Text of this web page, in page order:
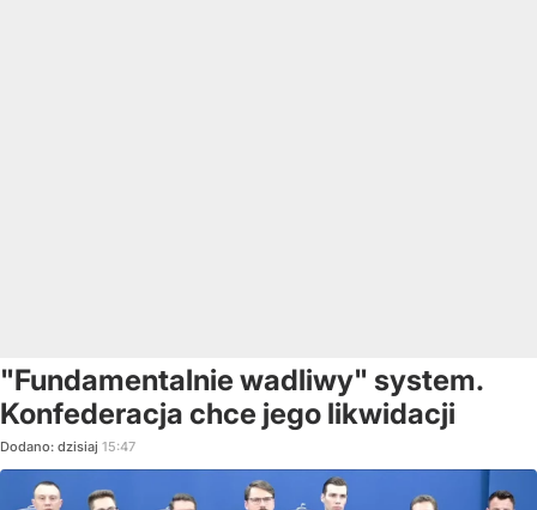
"Fundamentalnie wadliwy" system.
Konfederacja chce jego likwidacji
Dodano: dzisiaj 15:47